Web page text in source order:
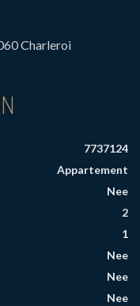
Charleroi
7737124
Appartement
Nee
2
1
Nee
Nee
Nee